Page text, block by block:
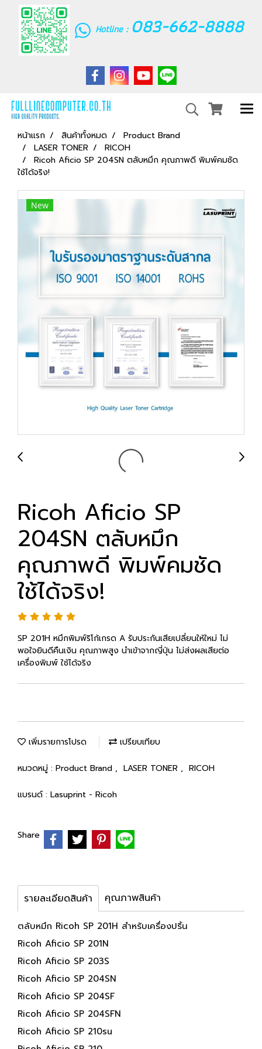
Hotline : 083-662-8888
หน้าแรก สินค้าทั้งหมด
Product Brand
LASER TONER
RICOH
Ricoh Aficio SP 204SN ตลับหมึก คุณภาพดี พิมพ์คมชัด
ใช้ได้จริง!
New
Ricoh Aficio SP
204SN ตลับหมึก
คุณภาพดี พิมพ์คมชัด
ใช้ได้จริง!
SP 201H หมึกพิมพ์ริโก้เกรด A รับประกันเสียเปลี่ยนให้ใหม่ ไม่
พอใจยินดีคืนเงิน คุณภาพสูง นำเข้าจากญี่ปุ่น ไม่ส่งผลเสียต่อ
เครื่องพิมพ์ ใช้ได้จริง
เพิ่มรายการโปรด เปรียบเทียบ
หมวดหมู่ : Product Brand , LASER TONER , RICOH
แบรนด์ : Lasuprint - Ricoh
Share
รายละเอียดสินค้า คุณภาพสินค้า
ตลับหมึก Ricoh SP 201H สำหรับเครื่องปริ้น
Ricoh Aficio SP 201N
Ricoh Aficio SP 203S
Ricoh Aficio SP 204SN
Ricoh Aficio SP 204SF
Ricoh Aficio SP 204SFN
Ricoh Aficio SP 210su